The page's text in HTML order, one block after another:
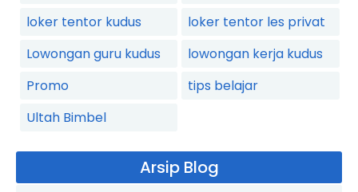
loker tentor kudus
loker tentor les privat
Lowongan guru kudus
lowongan kerja kudus
Promo
tips belajar
Ultah Bimbel
Arsip Blog